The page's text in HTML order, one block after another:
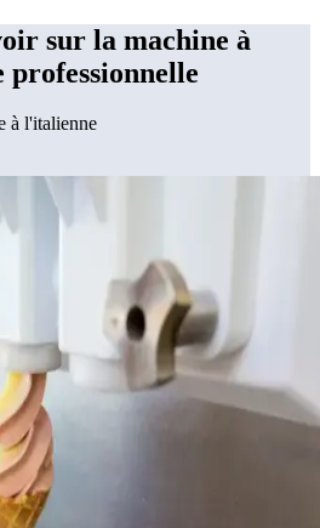
sur la machine à
à l'italienne